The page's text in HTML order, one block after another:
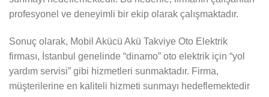
profesyonel ve deneyimli bir ekip olarak çalışmaktadır.
Sonuç olarak, Mobil Akücü Akü Takviye Oto Elektrik
firması, İstanbul genelinde “dinamo” oto elektrik için “yol
yardım servisi” gibi hizmetleri sunmaktadır. Firma,
müşterilerine en kaliteli hizmeti sunmayı hedeflemektedir